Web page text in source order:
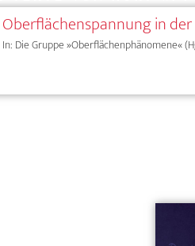
Oberflächenspannung in
In: Die Gruppe »Oberflächenphänomene«